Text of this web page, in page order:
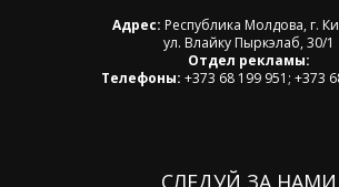
Адрес: Республика Молдова, г.
ул. Влайку Пыркэлаб, 30/1
Отдел рекламы:
Телефоны: +373 68 199 951; +373
СЛЕДУЙ ЗА НАМИ